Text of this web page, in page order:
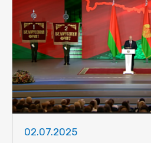
02.07.2025